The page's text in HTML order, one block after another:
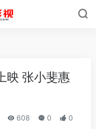
映 张小斐惠
608 0 0